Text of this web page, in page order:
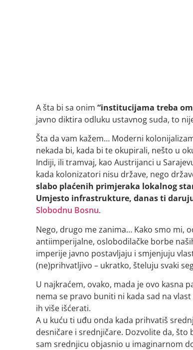
A šta bi sa onim “institucijama treba
javno diktira odluku ustavnog suda, to
Šta da vam kažem… Moderni
nekada bi, kada bi te okupirali, nešto u
Indiji, ili tramvaj, kao Austrijanci u
kada kolonizatori nisu države, nego
slabo plaćenih primjeraka lokalnog
Umjesto infrastrukture, danas ti
Slobodnu Bosnu.
Nego, drugo me zanima… Kako smo mi,
antiimperijalne, oslobodilačke borbe
imperije javno postavljaju i smjenjuju
(ne)prihvatljivo – ukratko, šteluju svaki
U najkraćem, ovako, mada je ovo kasna
nema se pravo buniti ni kada sad na
ih više išćerati.
A u kuću ti uđu onda kada prihvatiš
desničare i srednjičare. Dozvolite da, što
sam srednjicu objasnio u imaginarnom